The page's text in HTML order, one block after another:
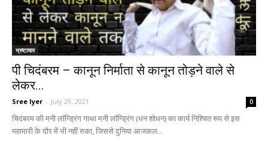
भ्रष्टाचार
पी चिदंबरम – कानून निर्माता से कानून तोड़ने वाले से
लेकर...
Sree Iyer - July 29, 2021 0
चिदंबरम की मनी लॉन्ड्रिंग गाथा मनी लॉन्ड्रिंग (धन शोधन) का कार्य निश्चित रूप से इस
महामारी के दौर में भी नहीं रुका, जिससे दुनिया आजकल...